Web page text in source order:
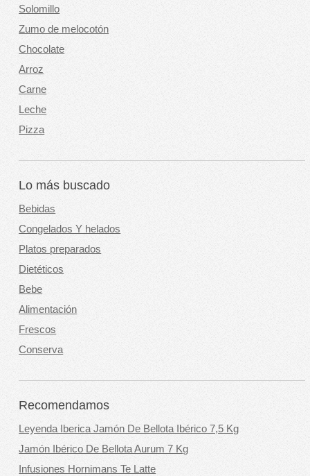
Solomillo
Zumo de melocotón
Chocolate
Arroz
Carne
Leche
Pizza
Lo más buscado
Bebidas
Congelados Y helados
Platos preparados
Dietéticos
Bebe
Alimentación
Frescos
Conserva
Recomendamos
Leyenda Iberica Jamón De Bellota Ibérico 7,5 Kg
Jamón Ibérico De Bellota Aurum 7 Kg
Infusiones Hornimans Te Latte